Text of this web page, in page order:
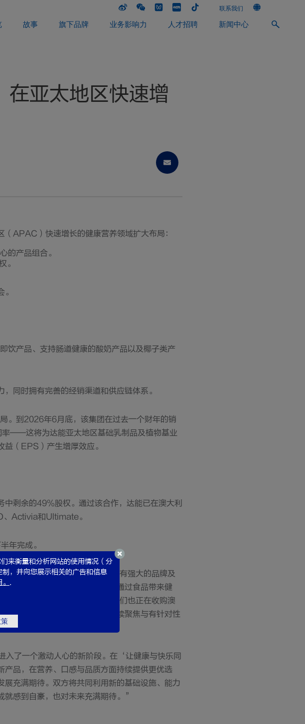
故事 旗下品牌 业务影响力 人才招聘 新闻中心
联系我们
亚太地区快速增
APAC）快速增长的健康营养领域扩大布局：
产品组合。
。
饮产品、支持肠道健康的酸奶产品以及椰子类产
同时拥有完善的经销渠道和供应链体系。
。到2026年6月底，该集团在过去一个财年的销
率——这将为达能亚太地区基础乳制品及植物基业
（EPS）产生增厚效应。
剩余的49%股权。通过该合作，达能已在澳大利
、Activia和Ultimate。
年完成。
个重要里程碑。MADE集团拥有强大的品牌及
的快速盈利增长。由于彼此在‘通过食品带来健
为进一步提升运营灵活性，我们也正在收购澳
路径：通过将对有机增长的持续聚焦与有针对性
入了一个激动人心的新阶段。在‘让健康与快乐同
品，在营养、口感与品质方面持续提供更优选
充满期待。双方将共同利用新的基础设施、能力
就感到自豪，也对未来充满期待。”
来衡量和分析网站的使用情况（分
，并向您展示相关的广告和信息
.